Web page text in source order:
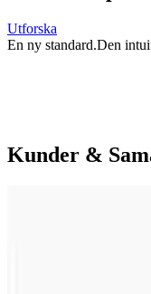
Utforska
En ny standard.Den
Kunder &